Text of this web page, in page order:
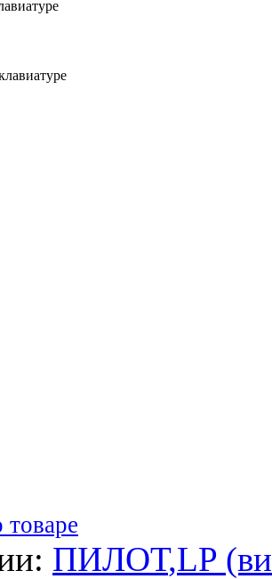
ПИЛОТ,LP